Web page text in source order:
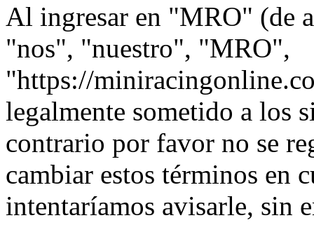
Al ingresar en "MRO" (de
"nos", "nuestro", "MRO",
"https://
legalmente sometido a los
contrario por favor no se
cambiar estos términos en
intentaríamos avisarle, sin